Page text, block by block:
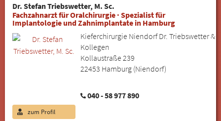
Dr. Stefan Triebswetter, M. Sc.
Fachzahnarzt für Oralchirurgie · Spezialist für
Implantologie und Zahnimplantate in Hamburg
Kieferchirurgie Niendorf Dr. Triebswetter &
Kollegen
Kollaustraße 239
22453 Hamburg (Niendorf)
040 - 58 977 890
zum Profil